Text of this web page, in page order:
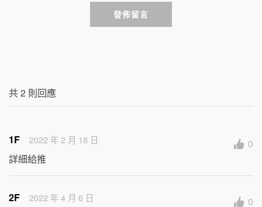
發佈留言
共2 則回應
0
1F 2022 年 2 月 18 日
詳細給推
0
2F 2022 年 4 月 6 日